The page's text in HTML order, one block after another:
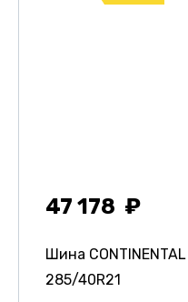
47 178
Шина
285/40R21